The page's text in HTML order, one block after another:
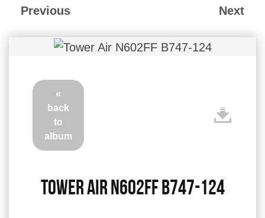
Previous Next
«
back
to
album
Tower Air N602FF B747-124